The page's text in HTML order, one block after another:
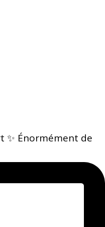
✨ Énormément de